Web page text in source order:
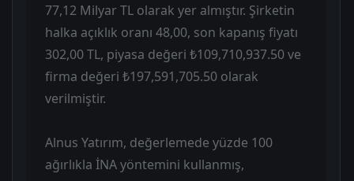
77,12 Milyar TL olarak yer almıştır. Şirketin
halka açıklık oranı 48,00, son kapanış fiyatı
302,00 TL, piyasa değeri ₺109,710,937.50 ve
firma değeri ₺197,591,705.50 olarak
verilmiştir.
Alnus Yatırım, değerlemede yüzde 100
ağırlıkla İNA yöntemini kullanmış,